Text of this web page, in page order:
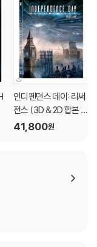
품성까지 담아내는 데성
린에서 가장 생생하게
쟁 액션 블록버스터 [미
에서도 올 연말 극장가
이후 최초로 일본 함대
치던 일본을 침몰시키
블록버스터다.절대적인
적의 승리를 그린 [미
인디펜던스 데이: 리써
전스 (3D & 2D 합본 풀
슬립 스틸북 한정판) :
41,800원